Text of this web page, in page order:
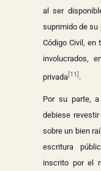
al ser
suprimido de su
Código Civil, en
involucrados,
privada[11] .
Por su parte,
debiese
sobre un bien
escritura
inscrito por el